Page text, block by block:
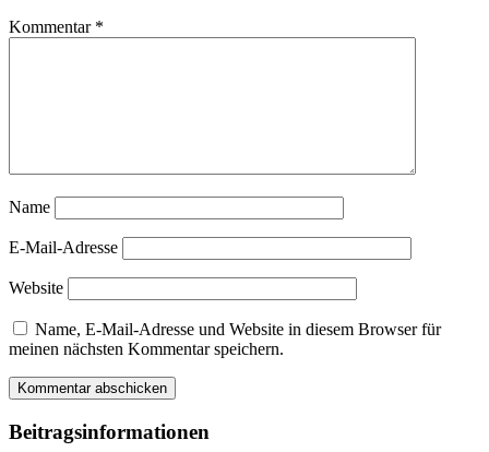
Kommentar *
Name
E-Mail-Adresse
Website
Name, E-Mail-Adresse und Website in diesem Browser für
meinen nächsten Kommentar speichern.
Beitragsinformationen